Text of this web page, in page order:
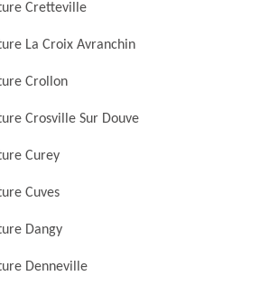
Cretteville
La Croix Avranchin
Crollon
Crosville Sur Douve
Curey
Cuves
Dangy
Denneville